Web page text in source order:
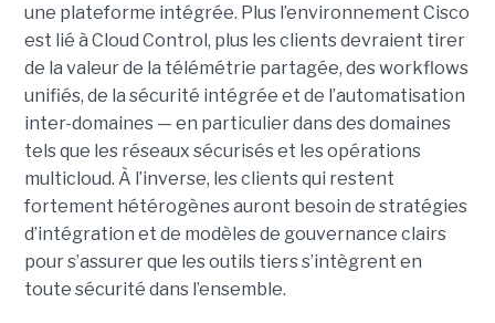
une plateforme intégrée. Plus l’environnement Cisco
est lié à Cloud Control, plus les clients devraient tirer
de la valeur de la télémétrie partagée, des workflows
unifiés, de la sécurité intégrée et de l’automatisation
inter-domaines — en particulier dans des domaines
tels que les réseaux sécurisés et les opérations
multicloud. À l’inverse, les clients qui restent
fortement hétérogènes auront besoin de stratégies
d’intégration et de modèles de gouvernance clairs
pour s’assurer que les outils tiers s’intègrent en
toute sécurité dans l’ensemble.